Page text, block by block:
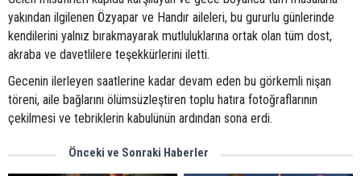
yakından ilgilenen Özyapar ve Handır aileleri, bu gururlu günlerinde
kendilerini yalnız bırakmayarak mutluluklarına ortak olan tüm dost,
akraba ve davetlilere teşekkürlerini iletti.
Gecenin ilerleyen saatlerine kadar devam eden bu görkemli nişan
töreni, aile bağlarını ölümsüzleştiren toplu hatıra fotoğraflarının
çekilmesi ve tebriklerin kabulünün ardından sona erdi.
Önceki ve Sonraki Haberler